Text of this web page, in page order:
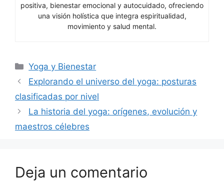
positiva, bienestar emocional y autocuidado, ofreciendo
una visión holística que integra espiritualidad,
movimiento y salud mental.
Categorías
Yoga y Bienestar
Explorando el universo del yoga: posturas
clasificadas por nivel
La historia del yoga: orígenes, evolución y
maestros célebres
Deja un comentario